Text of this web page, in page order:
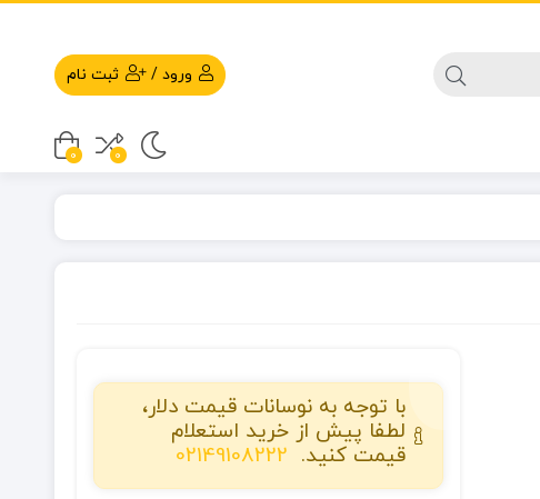
ورود / ثبت نام
0
0
با توجه به نوسانات قیمت دلار،
لطفا پیش از خرید استعلام
قیمت کنید. 02149108222